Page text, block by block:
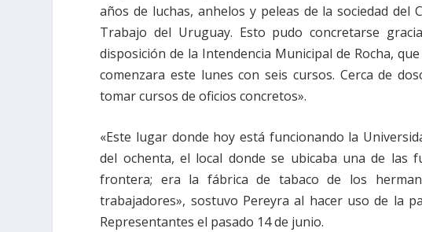
años de luchas, anhelos y peleas de la sociedad del
Trabajo del Uruguay. Esto pudo concretarse
disposición de la Intendencia Municipal de Rocha,
comenzara este lunes con seis cursos. Cerca de
tomar cursos de oficios concretos».
«Este lugar donde hoy está funcionando la
del ochenta, el local donde se ubicaba una de las
frontera; era la fábrica de tabaco de los
trabajadores», sostuvo Pereyra al hacer uso de la
Representantes el pasado 14 de junio.